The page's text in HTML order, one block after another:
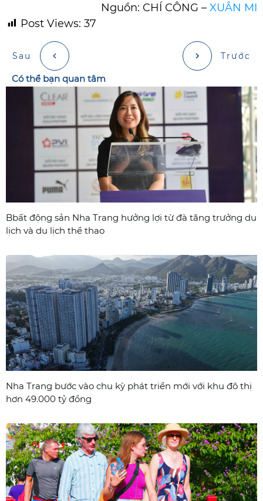
Nguồn: CHÍ CÔNG – XUÂN MI
Post Views: 37
Sau Trước
Có thể bạn quan tâm
Bbất động sản Nha Trang hưởng lợi từ đà tăng trưởng du
lịch và du lịch thể thao
Nha Trang bước vào chu kỳ phát triển mới với khu đô thị
hơn 49.000 tỷ đồng